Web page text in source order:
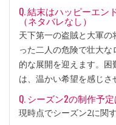
Q. 結末はハッピーエン
（ネタバレなし）
天下第一の盗賊と大軍
った二人の危険で壮大
的な展開を迎えます。
は、温かい希望を感じさ
Q. シーズン2の制作予
現時点でシーズン2に関